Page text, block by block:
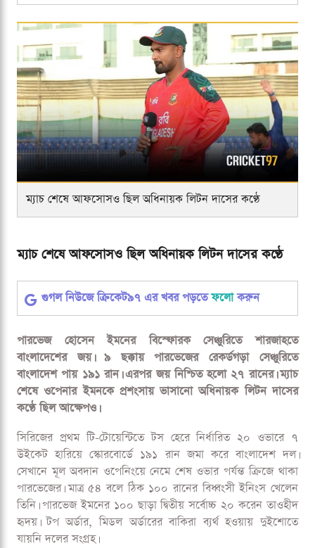
ম্যাচ শেষে আফসোসও ছিল অধিনায়ক লিটন দাসের কণ্ঠে
ম্যাচ শেষে আফসোসও ছিল অধিনায়ক লিটন দাসের কণ্ঠে
গুগল নিউজে ক্রিকেট৯৭ এর খবর পড়তেফলোকরুন
পারভেজ হোসেন ইমনের বিস্ফোরক সেঞ্চুরিতে শারজাহতে
বাংলাদেশের জয়। ৯ ছক্কায় পারভেজের রেকর্ডগড়া সেঞ্চুরিতে
বাংলাদেশ পায় ১৯১ রান। এরপর জয় নিশ্চিত হলো ২৭ রানের। ম্যাচ
শেষে ওপেনার ইমনকে প্রশংসায় ভাসানো অধিনায়ক লিটন দাসের
কণ্ঠে ছিল আক্ষেপও।
সিরিজের প্রথম টি-টোয়েন্টিতে টস হেরে নির্ধারিত ২০ ওভারে ৭
উইকেট হারিয়ে স্কোরবোর্ডে ১৯১ রান জমা করে বাংলাদেশ দল।
সেখানে মূল অবদান ওপেনিংয়ে নেমে শেষ ওভার পর্যন্ত ক্রিজে থাকা
পারভেজের। মাত্র ৫৪ বলে ঠিক ১০০ রানের বিধ্বংসী ইনিংস খেলেন
তিনি। পারভেজ ইমনের ১০০ ছাড়া দ্বিতীয় সর্বোচ্চ ২০ করেন তাওহীদ
হৃদয়। টপ অর্ডার, মিডল অর্ডারের বাকিরা ব্যর্থ হওয়ায় দুইশোতে
যায়নি দলের সংগ্রহ।